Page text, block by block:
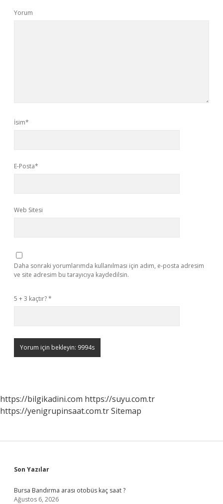
Yorum
İsim*
E-Posta*
Web Sitesi
Daha sonraki yorumlarımda kullanılması için adım, e-posta adresim
ve site adresim bu tarayıcıya kaydedilsin.
5 + 3 kaçtır?*
https://bilgikadini.com https://suyu.com.tr
https://yenigrupinsaat.com.trSitemap
Sidebar
Son Yazılar
Bursa Bandırma arası otobüs kaç saat ?
Ağustos 6, 2026